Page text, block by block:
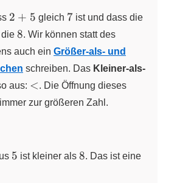
2+5
2 + 5 gleich 7
7ist und dass die7
8
8. Wir können statt des
auch ein Größer-als- und
schreiben. Das Kleiner-als-
aus: <
<. Die Öffnung dieses
zur größeren Zahl.
5
5 ist kleiner als 8
8. Das ist eine